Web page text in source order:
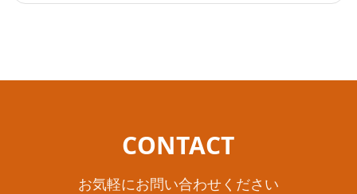
CONTACT
お気軽にお問い合わせください